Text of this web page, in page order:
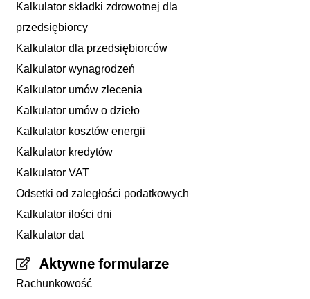
Kalkulator składki zdrowotnej dla
przedsiębiorcy
Kalkulator dla przedsiębiorców
Kalkulator wynagrodzeń
Kalkulator umów zlecenia
Kalkulator umów o dzieło
Kalkulator kosztów energii
Kalkulator kredytów
Kalkulator VAT
Odsetki od zaległości podatkowych
Kalkulator ilości dni
Kalkulator dat
Aktywne formularze
Rachunkowość